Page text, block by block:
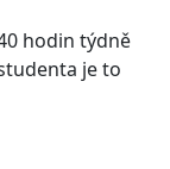
hodin týdně
je to